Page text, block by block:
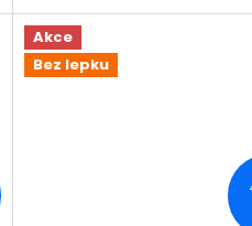
Akce
Bez lepku